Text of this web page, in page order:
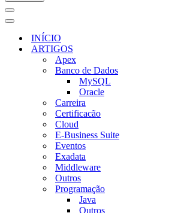
Menu
de
navegação
Menu
navegaçãoINÍCIO
ARTIGOS
Apex
Banco de Dados
MySQL
Oracle
Carreira
Certificacão
Cloud
E-Business Suite
Eventos
Exadata
Middleware
Outros
Programação
Java
Outros